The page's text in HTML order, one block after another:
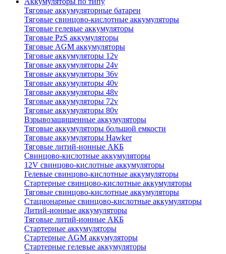
Тяговые аккумуляторные батареи
Тяговые свинцово-кислотные аккумуляторы
Тяговые гелевые аккумуляторы
Тяговые PzS аккумуляторы
Тяговые AGM аккумуляторы
Тяговые аккумуляторы 12v
Тяговые аккумуляторы 24v
Тяговые аккумуляторы 36v
Тяговые аккумуляторы 40v
Тяговые аккумуляторы 48v
Тяговые аккумуляторы 72v
Тяговые аккумуляторы 80v
Взрывозащищенные аккумуляторы
Тяговые аккумуляторы большой емкости
Тяговые аккумуляторы Hawker
Тяговые литий-ионные АКБ
Свинцово-кислотные аккумуляторы
12V свинцово-кислотные аккумуляторы
Гелевые свинцово-кислотные аккумуляторы
Стартерные свинцово-кислотные аккумуляторы
Тяговые свинцово-кислотные аккумуляторы
Стационарные свинцово-кислотные аккумуляторы
Литий-ионные аккумуляторы
Тяговые литий-ионные АКБ
Стартерные аккумуляторы
Стартерные AGM аккумуляторы
Стартерные гелевые аккумуляторы